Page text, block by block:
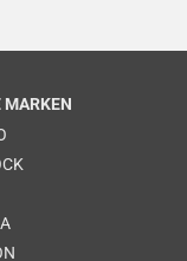
MARKEN